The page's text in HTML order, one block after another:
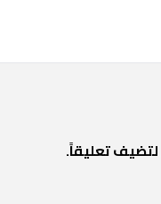
لتضيف تعليقاً.